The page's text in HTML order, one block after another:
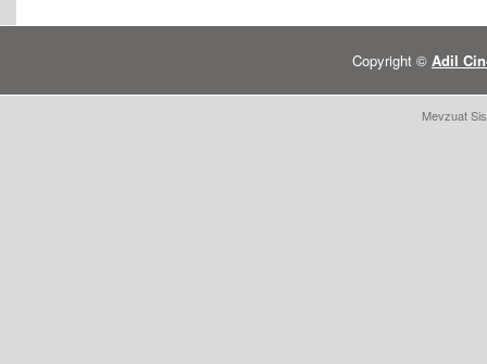
Copyright © Adil
Mevzuat